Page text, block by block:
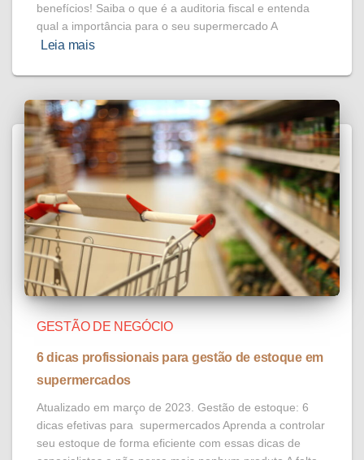
benefícios! Saiba o que é a auditoria fiscal e entenda
qual a importância para o seu supermercado A
Leia mais
GESTÃO DE NEGÓCIO
6 dicas profissionais para gestão de estoque em
supermercados
Atualizado em março de 2023. Gestão de estoque: 6
dicas efetivas para supermercados Aprenda a controlar
seu estoque de forma eficiente com essas dicas de